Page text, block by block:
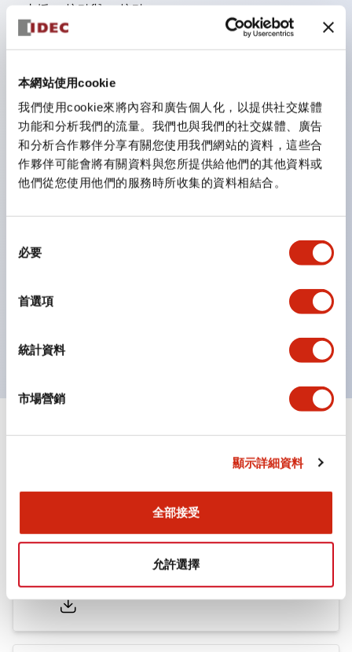
本網站使用cookie
我們使用cookie來將內容和廣告個人化，以提供社交媒體
功能和分析我們的流量。我們也與我們的社交媒體、廣告
和分析合作夥伴分享有關您使用我們網站的資料，這些合
作夥伴可能會將有關資料與您所提供給他們的其他資料或
他們從您使用他們的服務時所收集的資料相結合。
必要
首選項
統計資料
市場營銷
顯示詳細資料
全部接受
允許選擇
支援 2 接點與 4 接點）。
採用一體成型端子蓋，具備極高安全性的手指保護結構。
防護結構可防止水或油從面板前方滲入：IP65（僅雙按
鈕開關為 IP40）。
雙按鈕開關，可將兩個獨立動作的按鈕以及一個指示燈這
三種功能集結於一顆開關。
完整支援全球各地需求的多種電壓規格。
需分色管理的 LED 燈泡，如今可用單一顆燈泡呈現多種
顏色。
支援色彩通用設計（CUD）：可清楚辨識正方平頭形指
示燈的亮燈/熄燈狀態，以及點燈時的顏色識別。
符合 ISO 3864-4 安全色規範：在危險或緊急狀況下，
顏色表現更明確鮮明，便於更多人識別。
HW系列 Push-in式 控制元件 (中文簡體版)